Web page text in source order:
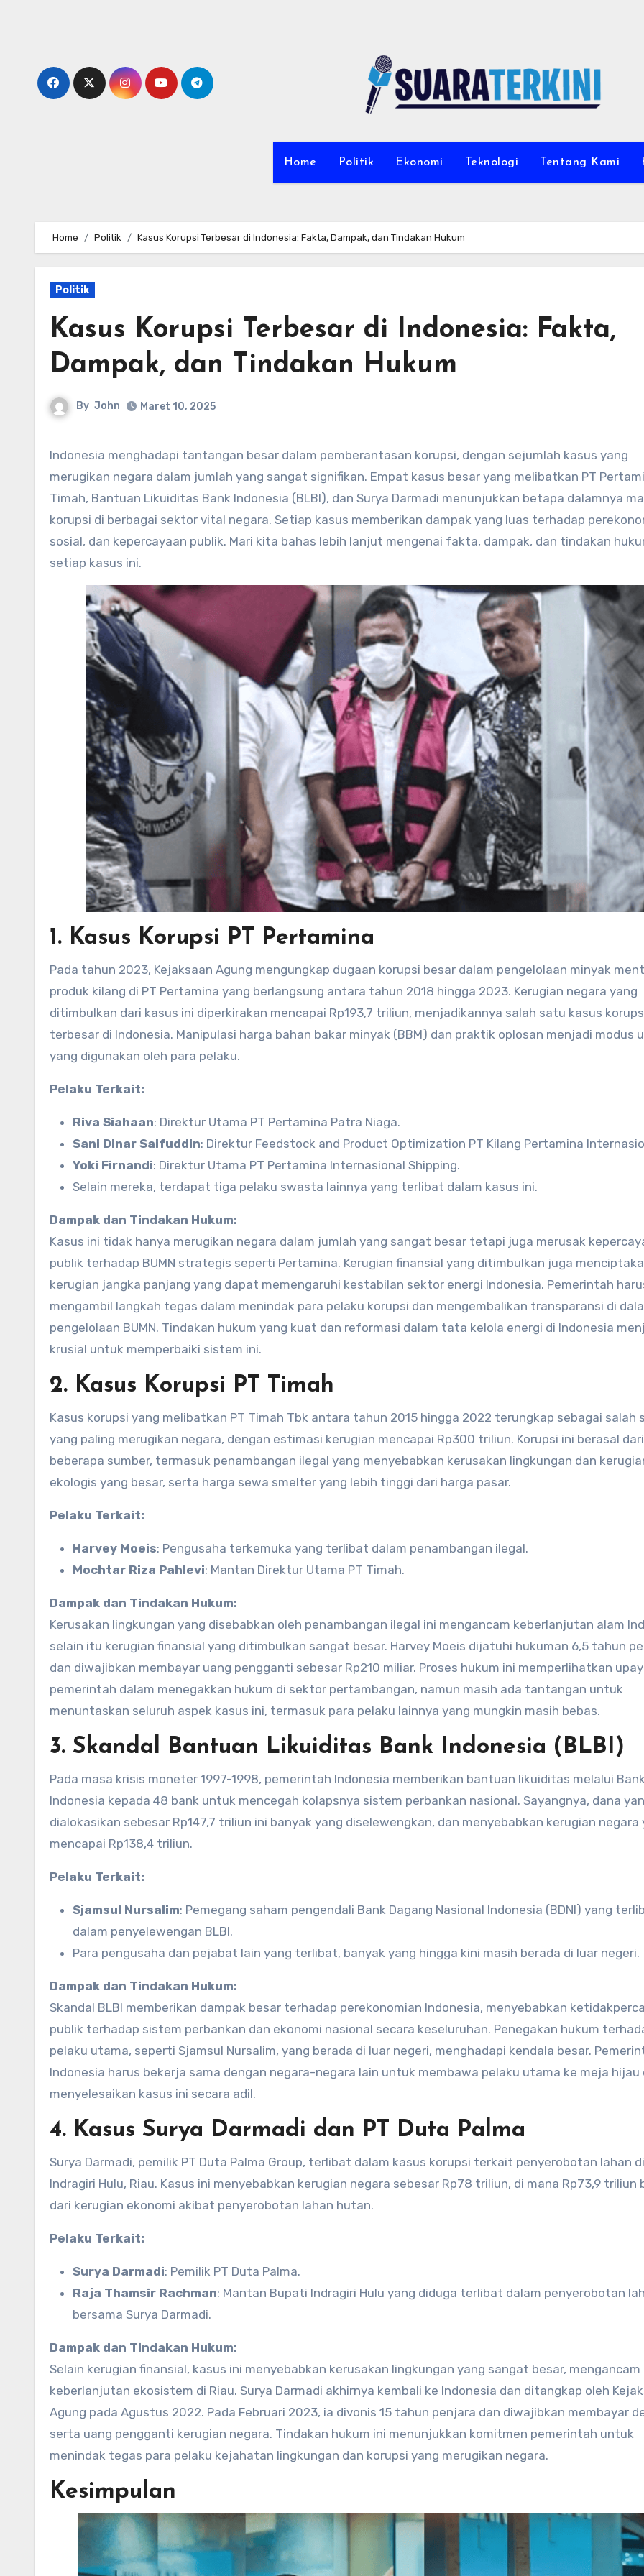
Home Politik Ekonomi Teknologi Tentang Kami
Home Politik Kasus Korupsi Terbesar di Indonesia: Fakta, Dampak, dan Tindakan Hukum
Politik
Kasus Korupsi Terbesar di Indonesia: Fakta,
Dampak, dan Tindakan Hukum
By John Maret 10, 2025
Indonesia menghadapi tantangan besar dalam pemberantasan korupsi, dengan sejumlah kasus yang
merugikan negara dalam jumlah yang sangat signifikan. Empat kasus besar yang melibatkan PT
Timah, Bantuan Likuiditas Bank Indonesia (BLBI), dan Surya Darmadi menunjukkan betapa dalamnya
korupsi di berbagai sektor vital negara. Setiap kasus memberikan dampak yang luas terhadap
sosial, dan kepercayaan publik. Mari kita bahas lebih lanjut mengenai fakta, dampak, dan tindakan
setiap kasus ini.
1. Kasus Korupsi PT Pertamina
Pada tahun 2023, Kejaksaan Agung mengungkap dugaan korupsi besar dalam pengelolaan minyak
produk kilang di PT Pertamina yang berlangsung antara tahun 2018 hingga 2023. Kerugian negara yang
ditimbulkan dari kasus ini diperkirakan mencapai Rp193,7 triliun, menjadikannya salah satu kasus
terbesar di Indonesia. Manipulasi harga bahan bakar minyak (BBM) dan praktik oplosan menjadi modus
yang digunakan oleh para pelaku.
Pelaku Terkait:
Riva Siahaan: Direktur Utama PT Pertamina Patra Niaga.
Sani Dinar Saifuddin: Direktur Feedstock and Product Optimization PT Kilang Pertamina
Yoki Firnandi: Direktur Utama PT Pertamina Internasional Shipping.
Selain mereka, terdapat tiga pelaku swasta lainnya yang terlibat dalam kasus ini.
Dampak dan Tindakan Hukum:
Kasus ini tidak hanya merugikan negara dalam jumlah yang sangat besar tetapi juga merusak
publik terhadap BUMN strategis seperti Pertamina. Kerugian finansial yang ditimbulkan juga
kerugian jangka panjang yang dapat memengaruhi kestabilan sektor energi Indonesia. Pemerintah
mengambil langkah tegas dalam menindak para pelaku korupsi dan mengembalikan transparansi di
pengelolaan BUMN. Tindakan hukum yang kuat dan reformasi dalam tata kelola energi di Indonesia
krusial untuk memperbaiki sistem ini.
2. Kasus Korupsi PT Timah
Kasus korupsi yang melibatkan PT Timah Tbk antara tahun 2015 hingga 2022 terungkap sebagai salah
yang paling merugikan negara, dengan estimasi kerugian mencapai Rp300 triliun. Korupsi ini berasal dari
beberapa sumber, termasuk penambangan ilegal yang menyebabkan kerusakan lingkungan dan
ekologis yang besar, serta harga sewa smelter yang lebih tinggi dari harga pasar.
Pelaku Terkait:
Harvey Moeis: Pengusaha terkemuka yang terlibat dalam penambangan ilegal.
Mochtar Riza Pahlevi: Mantan Direktur Utama PT Timah.
Dampak dan Tindakan Hukum:
Kerusakan lingkungan yang disebabkan oleh penambangan ilegal ini mengancam keberlanjutan alam
selain itu kerugian finansial yang ditimbulkan sangat besar. Harvey Moeis dijatuhi hukuman 6,5 tahun
dan diwajibkan membayar uang pengganti sebesar Rp210 miliar. Proses hukum ini memperlihatkan
pemerintah dalam menegakkan hukum di sektor pertambangan, namun masih ada tantangan untuk
menuntaskan seluruh aspek kasus ini, termasuk para pelaku lainnya yang mungkin masih bebas.
3. Skandal Bantuan Likuiditas Bank Indonesia (BLBI)
Pada masa krisis moneter 1997-1998, pemerintah Indonesia memberikan bantuan likuiditas melalui Bank
Indonesia kepada 48 bank untuk mencegah kolapsnya sistem perbankan nasional. Sayangnya, dana
dialokasikan sebesar Rp147,7 triliun ini banyak yang diselewengkan, dan menyebabkan kerugian negara
mencapai Rp138,4 triliun.
Pelaku Terkait:
Sjamsul Nursalim: Pemegang saham pengendali Bank Dagang Nasional Indonesia (BDNI) yang
dalam penyelewengan BLBI.
Para pengusaha dan pejabat lain yang terlibat, banyak yang hingga kini masih berada di luar negeri.
Dampak dan Tindakan Hukum:
Skandal BLBI memberikan dampak besar terhadap perekonomian Indonesia, menyebabkan
publik terhadap sistem perbankan dan ekonomi nasional secara keseluruhan. Penegakan hukum
pelaku utama, seperti Sjamsul Nursalim, yang berada di luar negeri, menghadapi kendala besar.
Indonesia harus bekerja sama dengan negara-negara lain untuk membawa pelaku utama ke meja hijau
menyelesaikan kasus ini secara adil.
4. Kasus Surya Darmadi dan PT Duta Palma
Surya Darmadi, pemilik PT Duta Palma Group, terlibat dalam kasus korupsi terkait penyerobotan lahan di
Indragiri Hulu, Riau. Kasus ini menyebabkan kerugian negara sebesar Rp78 triliun, di mana Rp73,9 triliun
dari kerugian ekonomi akibat penyerobotan lahan hutan.
Pelaku Terkait:
Surya Darmadi: Pemilik PT Duta Palma.
Raja Thamsir Rachman: Mantan Bupati Indragiri Hulu yang diduga terlibat dalam penyerobotan
bersama Surya Darmadi.
Dampak dan Tindakan Hukum:
Selain kerugian finansial, kasus ini menyebabkan kerusakan lingkungan yang sangat besar, mengancam
keberlanjutan ekosistem di Riau. Surya Darmadi akhirnya kembali ke Indonesia dan ditangkap oleh
Agung pada Agustus 2022. Pada Februari 2023, ia divonis 15 tahun penjara dan diwajibkan membayar
serta uang pengganti kerugian negara. Tindakan hukum ini menunjukkan komitmen pemerintah untuk
menindak tegas para pelaku kejahatan lingkungan dan korupsi yang merugikan negara.
Kesimpulan